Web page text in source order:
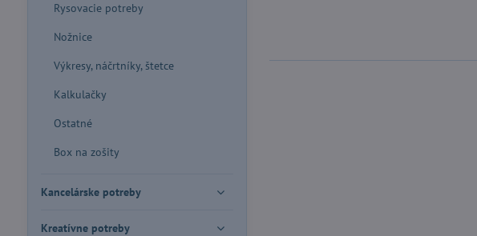
Rysovacie potreby
Nožnice
Výkresy, náčrtníky, štetce
Kalkulačky
Ostatné
Box na zošity
Kancelárske potreby
Kreatívne potreby